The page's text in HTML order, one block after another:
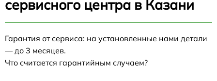
сервисного центра в Казани
Гарантия от сервиса: на установленные нами детали
— до 3 месяцев.
Что считается гарантийным случаем?